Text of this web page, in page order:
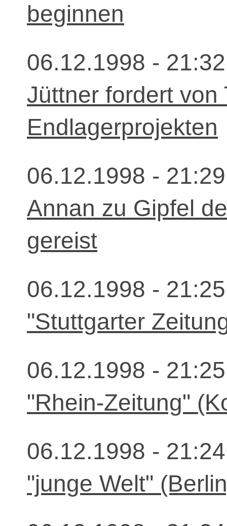
beginnen
06.12.1998 -
Jüttner fordert von
Endlagerprojekten
06.12.1998 -
Annan zu Gipfel
gereist
06.12.1998 -
"Stuttgarter
06.12.1998 -
"Rhein-Zeitung"
06.12.1998 -
"junge Welt"